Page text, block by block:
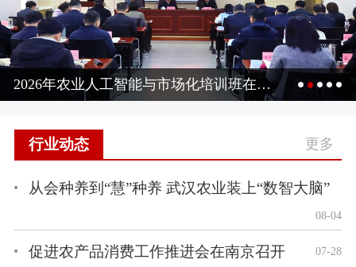
2026年农业人工智能与市场化培训班在京举办
行业动态 更多
从会种养到“慧”种养 武汉农业装上“数智大脑”
08-04
促进农产品消费工作推进会在南京召开 07-28